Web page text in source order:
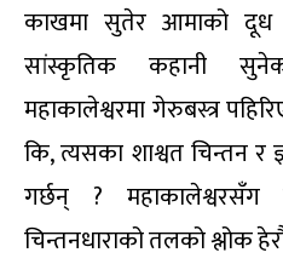
काखमा सुतेर आमाको दूध
सांस्कृतिक कहानी
महाकालेश्वरमा गेरुबस्त्र
कि, त्यसका शाश्वत चिन्तन र
गर्छन् ? महाकालेश्वरसँग
चिन्तनधाराको तलको श्लोक